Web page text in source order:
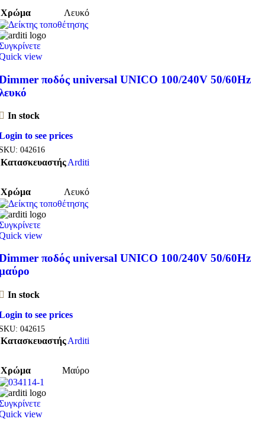
Χρώμα Λευκό
view
ποδός universal UNICO 100/240V 50/60Hz
In stock
to see prices
042616
ΚατασκευαστήςArditi
Χρώμα Λευκό
view
ποδός universal UNICO 100/240V 50/60Hz
In stock
to see prices
042615
ΚατασκευαστήςArditi
Χρώμα Μαύρο
view